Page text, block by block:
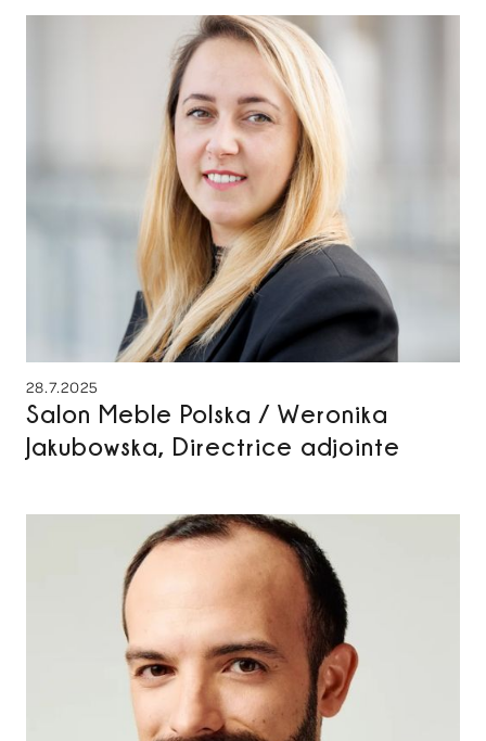
28.7.2025
Salon Meble Polska / Weronika
Jakubowska, Directrice adjointe